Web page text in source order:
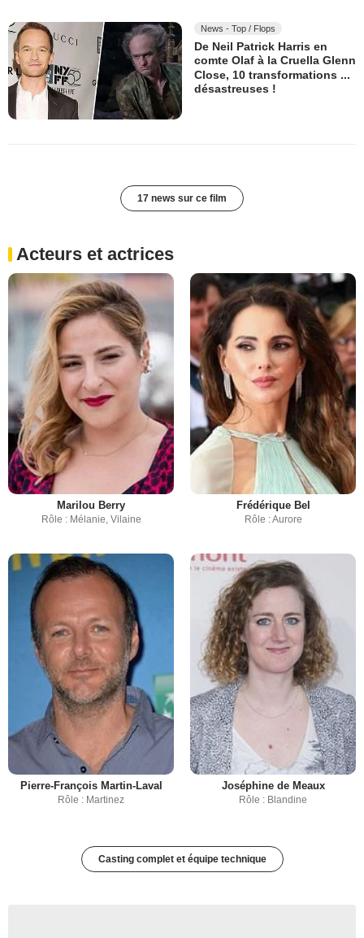
News - Top / Flops
De Neil Patrick Harris en
comte Olaf à la Cruella Glenn
Close, 10 transformations ...
désastreuses !
17 news sur ce film
Acteurs et actrices
Marilou Berry
Rôle : Mélanie, Vilaine
Frédérique Bel
Rôle : Aurore
Pierre-François Martin-Laval
Rôle : Martinez
Joséphine de Meaux
Rôle : Blandine
Casting complet et équipe technique